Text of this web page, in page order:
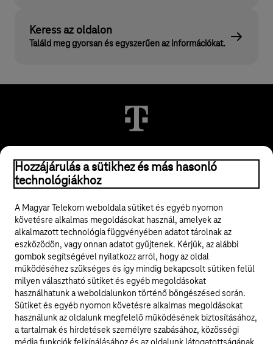
Keress az oldalon
Találd meg gyorsan és egyszerűen az információkat.
© 2026 Magyar Telekom Nyrt.
ÁSZF
Adatvédelem
Felhívások
Közösségi média
Hozzájárulás a sütikhez és más hasonló
technológiákhoz
A Magyar Telekom weboldala sütiket és egyéb nyomon
követésre alkalmas megoldásokat használ, amelyek az
alkalmazott technológia függvényében adatot tárolnak az
eszközödön, vagy onnan adatot gyűjtenek. Kérjük, az alábbi
gombok segítségével nyilatkozz arról, hogy az oldal
működéséhez szükséges és így mindig bekapcsolt sütiken felül
milyen választható sütiket és egyéb megoldásokat
használhatunk a weboldalunkon történő böngészésed során.
Sütiket és egyéb nyomon követésre alkalmas megoldásokat
használunk az oldalunk megfelelő működésének biztosításához,
a tartalmak és hirdetések személyre szabásához, közösségi
média funkciók felkínálásához és az oldalunk látogatottságának